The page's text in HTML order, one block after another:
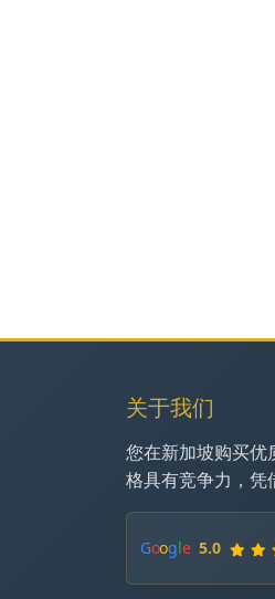
关于我们
您在新加坡购买优
格具有竞争力，凭
Google 5.0